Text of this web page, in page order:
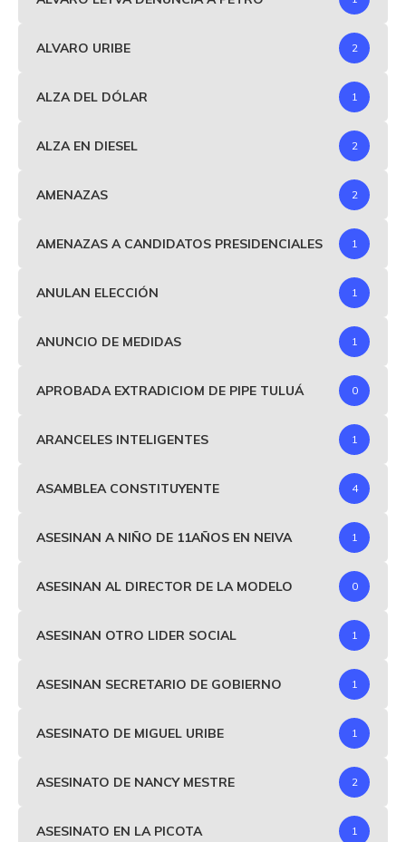
ALVARO URIBE 2
ALZA DEL DÓLAR 1
ALZA EN DIESEL 2
AMENAZAS 2
AMENAZAS A CANDIDATOS PRESIDENCIALES 1
ANULAN ELECCIÓN 1
ANUNCIO DE MEDIDAS 1
APROBADA EXTRADICIOM DE PIPE TULUÁ 0
ARANCELES INTELIGENTES 1
ASAMBLEA CONSTITUYENTE 4
ASESINAN A NIÑO DE 11AÑOS EN NEIVA 1
ASESINAN AL DIRECTOR DE LA MODELO 0
ASESINAN OTRO LIDER SOCIAL 1
ASESINAN SECRETARIO DE GOBIERNO 1
ASESINATO DE MIGUEL URIBE 1
ASESINATO DE NANCY MESTRE 2
ASESINATO EN LA PICOTA 1